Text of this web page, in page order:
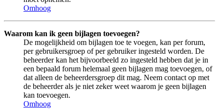
Omhoog
Waarom kan ik geen bijlagen toevoegen?
De mogelijkheid om bijlagen toe te voegen, kan per forum,
per gebruikersgroep of per gebruiker ingesteld worden. De
beheerder kan het bijvoorbeeld zo ingesteld hebben dat je in
een bepaald forum helemaal geen bijlagen mag toevoegen, of
dat alleen de beheerdersgroep dit mag. Neem contact op met
de beheerder als je niet zeker weet waarom je geen bijlagen
kan toevoegen.
Omhoog